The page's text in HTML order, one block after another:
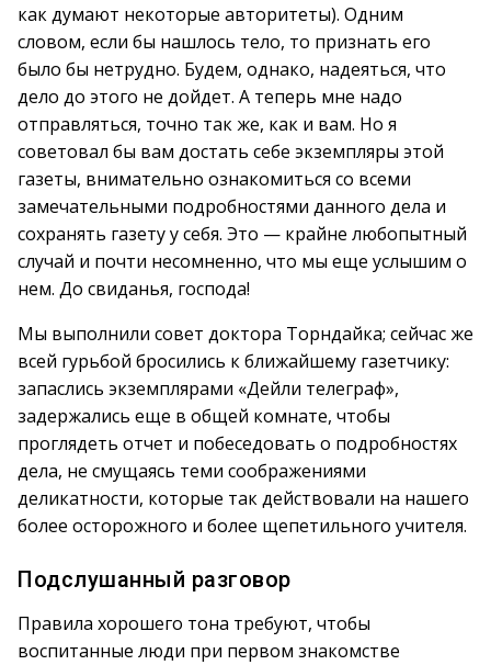
как думают некоторые авторитеты). Одним
словом, если бы нашлось тело, то признать его
было бы нетрудно. Будем, однако, надеяться, что
дело до этого не дойдет. А теперь мне надо
отправляться, точно так же, как и вам. Но я
советовал бы вам достать себе экземпляры этой
газеты, внимательно ознакомиться со всеми
замечательными подробностями данного дела и
сохранять газету у себя. Это — крайне любопытный
случай и почти несомненно, что мы еще услышим о
нем. До свиданья, господа!
Мы выполнили совет доктора Торндайка; сейчас же
всей гурьбой бросились к ближайшему газетчику:
запаслись экземплярами «Дейли телеграф»,
задержались еще в общей комнате, чтобы
проглядеть отчет и побеседовать о подробностях
дела, не смущаясь теми соображениями
деликатности, которые так действовали на нашего
более осторожного и более щепетильного учителя.
Подслушанный разговор
Правила хорошего тона требуют, чтобы
воспитанные люди при первом знакомстве